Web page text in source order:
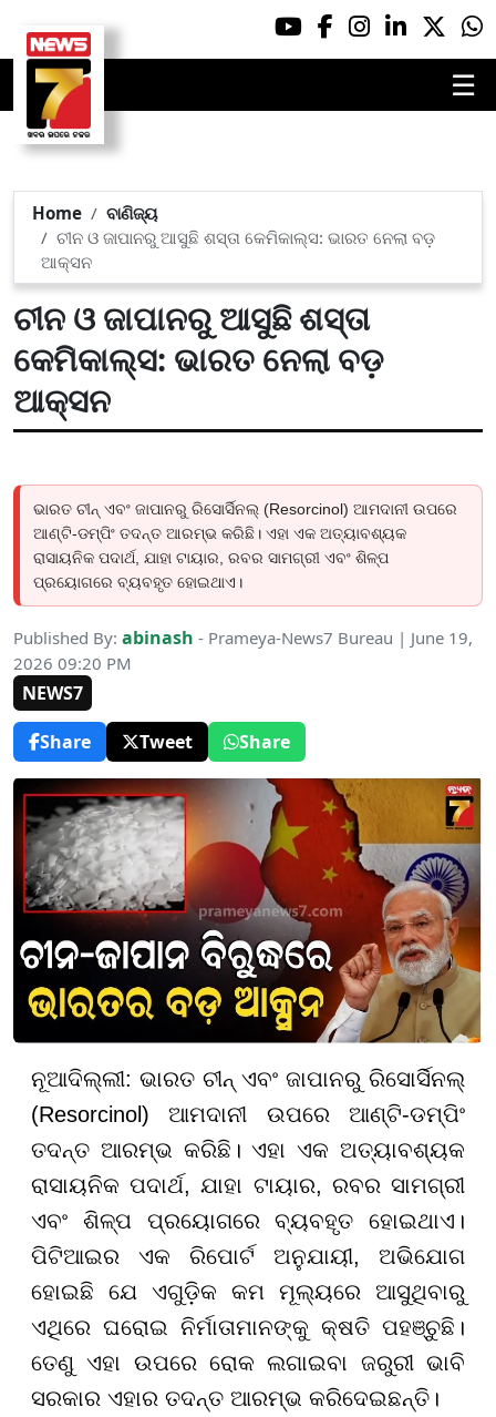
☰
Home
ବାଣିଜ୍ୟ
ଚୀନ ଓ ଜାପାନରୁ ଆସୁଛି ଶସ୍ତା କେମିକାଲ୍ସ: ଭାରତ ନେଲା ବଡ଼
ଆକ୍ସନ
ଚୀନ ଓ ଜାପାନରୁ ଆସୁଛି ଶସ୍ତା
କେମିକାଲ୍ସ: ଭାରତ ନେଲା ବଡ଼
ଆକ୍ସନ
ଭାରତ ଚୀନ୍ ଏବଂ ଜାପାନରୁ ରିସୋର୍ସିନଲ୍ (Resorcinol) ଆମଦାନୀ ଉପରେ
ଆଣ୍ଟି-ଡମ୍ପିଂ ତଦନ୍ତ ଆରମ୍ଭ କରିଛି। ଏହା ଏକ ଅତ୍ୟାବଶ୍ୟକ
ରାସାୟନିକ ପଦାର୍ଥ, ଯାହା ଟାୟାର, ରବର ସାମଗ୍ରୀ ଏବଂ ଶିଳ୍ପ
ପ୍ରୟୋଗରେ ବ୍ୟବହୃତ ହୋଇଥାଏ।
Published By: abinash - Prameya-News7 Bureau | June 19,
2026 09:20 PM
NEWS7
Share
Tweet Share
ନୂଆଦିଲ୍ଲୀ: ଭାରତ ଚୀନ୍ ଏବଂ ଜାପାନରୁ ରିସୋର୍ସିନଲ୍
(Resorcinol) ଆମଦାନୀ ଉପରେ ଆଣ୍ଟି-ଡମ୍ପିଂ
ତଦନ୍ତ ଆରମ୍ଭ କରିଛି। ଏହା ଏକ ଅତ୍ୟାବଶ୍ୟକ
ରାସାୟନିକ ପଦାର୍ଥ, ଯାହା ଟାୟାର, ରବର ସାମଗ୍ରୀ
ଏବଂ ଶିଳ୍ପ ପ୍ରୟୋଗରେ ବ୍ୟବହୃତ ହୋଇଥାଏ।
ପିଟିଆଇର ଏକ ରିପୋର୍ଟ ଅନୁଯାୟୀ, ଅଭିଯୋଗ
ହୋଇଛି ଯେ ଏଗୁଡ଼ିକ କମ ମୂଲ୍ୟରେ ଆସୁଥିବାରୁ
ଏଥିରେ ଘରୋଇ ନିର୍ମାତାମାନଙ୍କୁ କ୍ଷତି ପହଞ୍ଚୁଛି।
ତେଣୁ ଏହା ଉପରେ ରୋକ ଲଗାଇବା ଜରୁରୀ ଭାବି
ସରକାର ଏହାର ତଦନ୍ତ ଆରମ୍ଭ କରିଦେଇଛନ୍ତି।